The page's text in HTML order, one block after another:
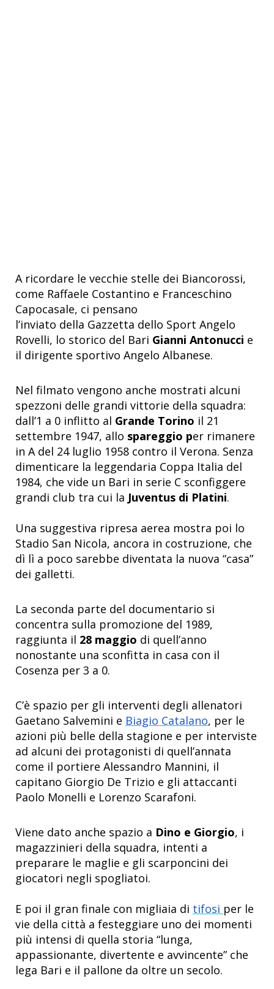
A ricordare le vecchie stelle dei Biancorossi,
come Raffaele Costantino e Franceschino
Capocasale, ci pensano
l’inviato della Gazzetta dello Sport Angelo
Rovelli, lo storico del Bari Gianni Antonucci e
il dirigente sportivo Angelo Albanese.
Nel filmato vengono anche mostrati alcuni
spezzoni delle grandi vittorie della squadra:
dall’1 a 0 inflitto al Grande Torino il 21
settembre 1947, allo spareggio per rimanere
in A del 24 luglio 1958 contro il Verona. Senza
dimenticare la leggendaria Coppa Italia del
1984, che vide un Bari in serie C sconfiggere
grandi club tra cui la Juventus di Platini.
Una suggestiva ripresa aerea mostra poi lo
Stadio San Nicola, ancora in costruzione, che
dì lì a poco sarebbe diventata la nuova “casa”
dei galletti.
La seconda parte del documentario si
concentra sulla promozione del 1989,
raggiunta il 28 maggio di quell’anno
nonostante una sconfitta in casa con il
Cosenza per 3 a 0.
C’è spazio per gli interventi degli allenatori
Gaetano Salvemini e Biagio Catalano, per le
azioni più belle della stagione e per interviste
ad alcuni dei protagonisti di quell’annata
come il portiere Alessandro Mannini, il
capitano Giorgio De Trizio e gli attaccanti
Paolo Monelli e Lorenzo Scarafoni.
Viene dato anche spazio a Dino e Giorgio, i
magazzinieri della squadra, intenti a
preparare le maglie e gli scarponcini dei
giocatori negli spogliatoi.
E poi il gran finale con migliaia di tifosi per le
vie della città a festeggiare uno dei momenti
più intensi di quella storia “lunga,
appassionante, divertente e avvincente” che
lega Bari e il pallone da oltre un secolo.